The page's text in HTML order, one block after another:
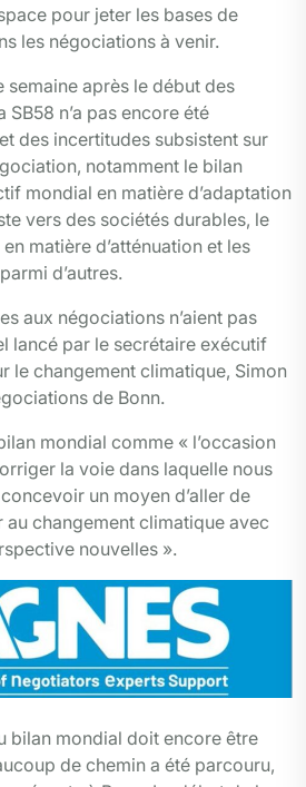
pour jeter les bases de
les négociations à venir.
semaine après le début des
SB58 n’a pas encore été
des incertitudes subsistent sur
notamment le bilan
mondial en matière d’adaptation
vers des sociétés durables, le
matière d’atténuation et les
d’autres.
aux négociations n’aient pas
lancé par le secrétaire exécutif
le changement climatique, Simon
de Bonn.
mondial comme « l’occasion
la voie dans laquelle nous
un moyen d’aller de
au changement climatique avec
nouvelles ».
bilan mondial doit encore être
de chemin a été parcouru,